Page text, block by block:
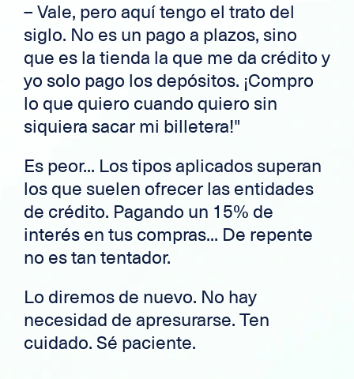
– Vale, pero aquí tengo el trato del
siglo. No es un pago a plazos, sino
que es la tienda la que me da crédito y
yo solo pago los depósitos. ¡Compro
lo que quiero cuando quiero sin
siquiera sacar mi billetera!"
Es peor... Los tipos aplicados superan
los que suelen ofrecer las entidades
de crédito. Pagando un 15% de
interés en tus compras... De repente
no es tan tentador.
Lo diremos de nuevo. No hay
necesidad de apresurarse. Ten
cuidado. Sé paciente.